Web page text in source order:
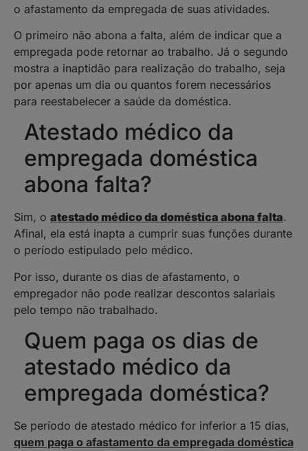
o afastamento da empregada de suas atividades.
O primeiro não abona a falta, além de indicar que a
empregada pode retornar ao trabalho. Já o segundo
mostra a inaptidão para realização do trabalho, seja
por apenas um dia ou quantos forem necessários
para reestabelecer a saúde da doméstica.
Atestado médico da
empregada doméstica
abona falta?
Sim, o atestado médico da doméstica abona falta.
Afinal, ela está inapta a cumprir suas funções durante
o período estipulado pelo médico.
Por isso, durante os dias de afastamento, o
empregador não pode realizar descontos salariais
pelo tempo não trabalhado.
Quem paga os dias de
atestado médico da
empregada doméstica?
Se período de atestado médico for inferior a 15 dias,
quem paga o afastamento da empregada doméstica